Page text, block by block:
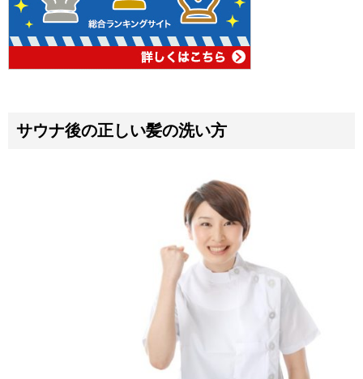
サウナ後の正しい髪の洗い方